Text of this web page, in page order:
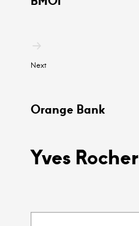
Next
Orange Bank
Yves Rocher